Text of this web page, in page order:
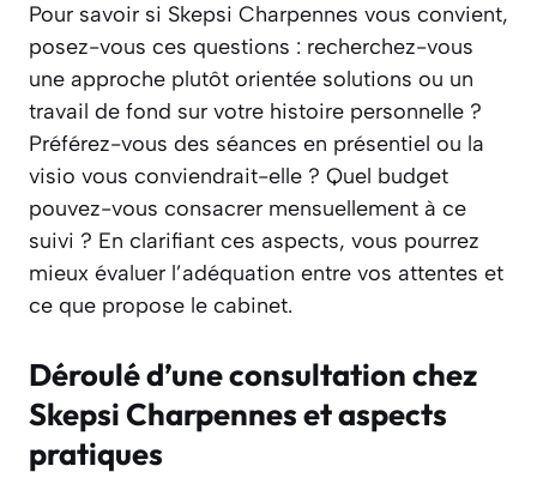
Pour savoir si Skepsi Charpennes vous convient,
posez-vous ces questions : recherchez-vous
une approche plutôt orientée solutions ou un
travail de fond sur votre histoire personnelle ?
Préférez-vous des séances en présentiel ou la
visio vous conviendrait-elle ? Quel budget
pouvez-vous consacrer mensuellement à ce
suivi ? En clarifiant ces aspects, vous pourrez
mieux évaluer l’adéquation entre vos attentes et
ce que propose le cabinet.
Déroulé d’une consultation chez
Skepsi Charpennes et aspects
pratiques